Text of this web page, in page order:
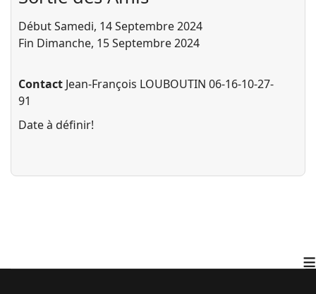
Début Samedi, 14 Septembre 2024
Fin Dimanche, 15 Septembre 2024
Contact Jean-François LOUBOUTIN 06-16-10-27-
91
Date à définir!
≡